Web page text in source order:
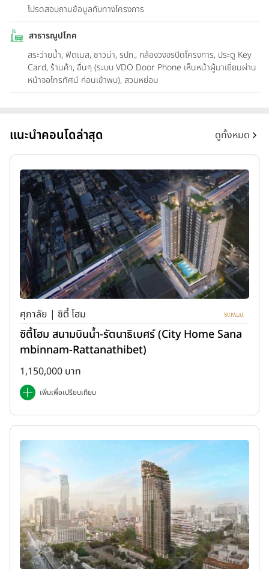
โปรดสอบถามข้อมูลกับทางโครงการ
สาธารณูปโภค
สระว่ายน้ำ, ฟิตเนส, ซาวน่า, รปภ., กล้องวงจรปิดโครงการ, ประตู Key
Card, ร้านค้า, อื่นๆ (ระบบ VDO Door Phone เห็นหน้าผู้มาเยี่ยมผ่าน
หน้าจอโทรทัศน์ ก่อนเข้าพบ), สวนหย่อม
แนะนำคอนโดล่าสุด ดูทั้งหมด
ศุภาลัย | ซิตี้ โฮม
ซิตี้โฮม สนามบินน้ำ-รัตนาธิเบศร์ (City Home Sana
mbinnam-Rattanathibet)
1,150,000 บาท
เพิ่มเพื่อเปรียบเทียบ